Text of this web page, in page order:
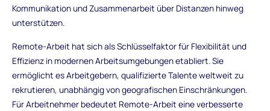
Kommunikation und Zusammenarbeit über Distanzen hinweg
unterstützen.
Remote-Arbeit hat sich als Schlüsselfaktor für Flexibilität und
Effizienz in modernen Arbeitsumgebungen etabliert. Sie
ermöglicht es Arbeitgebern, qualifizierte Talente weltweit zu
rekrutieren, unabhängig von geografischen Einschränkungen.
Für Arbeitnehmer bedeutet Remote-Arbeit eine verbesserte